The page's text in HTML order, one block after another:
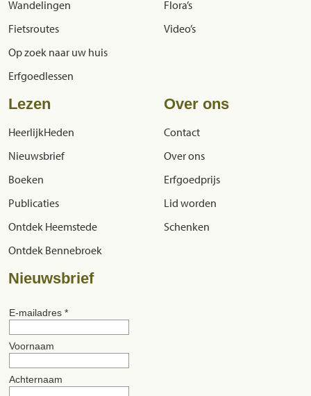
Wandelingen
Fietsroutes
Op zoek naar uw huis
Erfgoedlessen
Flora’s
Video’s
Lezen
HeerlijkHeden
Nieuwsbrief
Boeken
Publicaties
Ontdek Heemstede
Ontdek Bennebroek
Over ons
Contact
Over ons
Erfgoedprijs
Lid worden
Schenken
Nieuwsbrief